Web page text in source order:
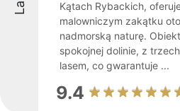
Kątach Rybackich,
malowniczym zakątku
nadmorską naturę.
spokojnej dolinie, z
lasem, co gwarantuje ...
9.4